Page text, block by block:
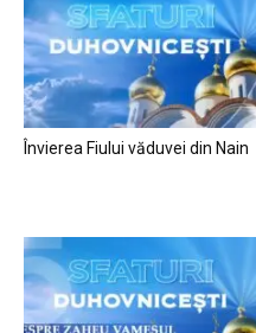
Învierea Fiului văduvei din Nain